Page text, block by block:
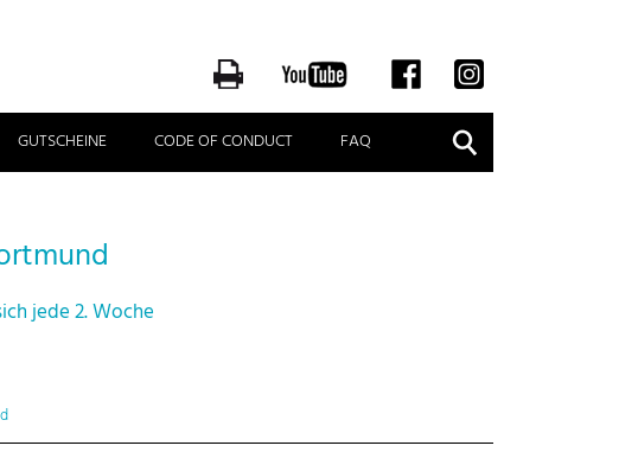
GUTSCHEINE CODE OF CONDUCT FAQ Suche
jede 2. Woche